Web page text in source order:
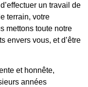
un travail de
terrain, votre
mettons toute notre
envers vous, et d’être
et honnête,
années